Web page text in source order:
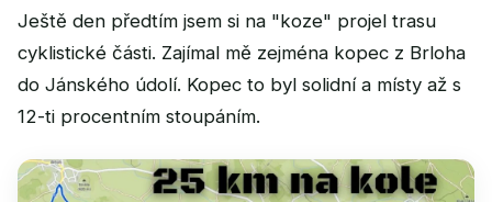
Ještě den předtím jsem si na "koze" projel trasu
cyklistické části. Zajímal mě zejména kopec z Brloha
do Jánského údolí. Kopec to byl solidní a místy až s
12-ti procentním stoupáním.